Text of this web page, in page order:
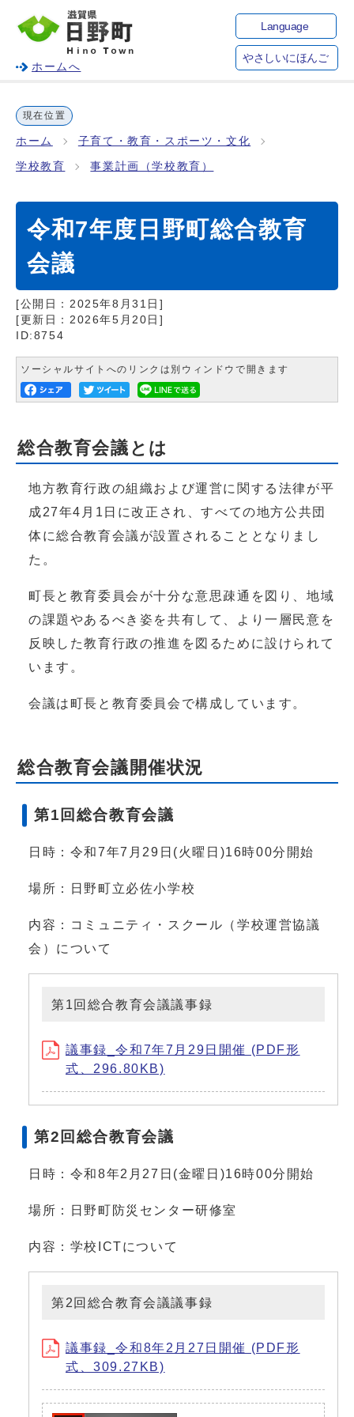
ホームへ
Language
やさしいにほんご
現在位置
ホーム 子育て・教育・スポーツ・文化
学校教育 事業計画（学校教育）
令和7年度日野町総合教育
会議
[公開日： 2025年8月31日 ]
[更新日： 2026年5月20日 ]
ID:8754
ソーシャルサイトへのリンクは別ウィンドウで開きます
総合教育会議とは
地方教育行政の組織および運営に関する法律が平
成27年4月1日に改正され、すべての地方公共団
体に総合教育会議が設置されることとなりまし
た。
町長と教育委員会が十分な意思疎通を図り、地域
の課題やあるべき姿を共有して、より一層民意を
反映した教育行政の推進を図るために設けられて
います。
会議は町長と教育委員会で構成しています。
総合教育会議開催状況
第1回総合教育会議
日時：令和7年7月29日(火曜日)16時00分開始
場所：日野町立必佐小学校
内容：コミュニティ・スクール（学校運営協議
会）について
第1回総合教育会議議事録
議事録_令和7年7月29日開催 (PDF形
式、296.80KB)
第2回総合教育会議
日時：令和8年2月27日(金曜日)16時00分開始
場所：日野町防災センター研修室
内容：学校ICTについて
第2回総合教育会議議事録
議事録_令和8年2月27日開催 (PDF形
式、309.27KB)